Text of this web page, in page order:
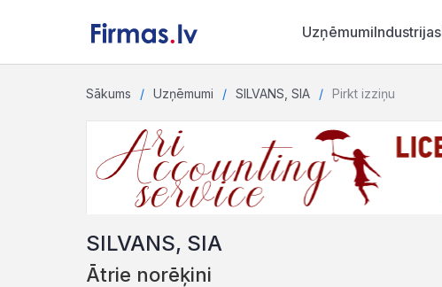
UzņēmumiIndustrijas
Sākums Uzņēmumi SILVANS, SIA Pirkt izziņu
SILVANS, SIA
Ātrie norēķini